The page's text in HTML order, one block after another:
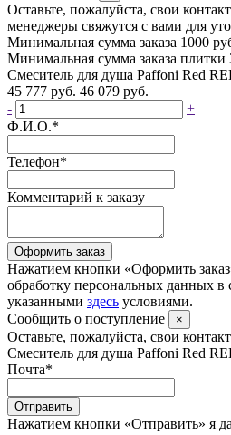
Оставьте, пожалуйста, свои
менеджеры свяжутся с вами для
Минимальная сумма заказа 1000
Минимальная сумма заказа плитки
Смеситель для душа Paffoni Red
45 777 руб. 46 079 руб.
-
+
Ф.И.О.*
Телефон*
Комментарий к заказу
Оформить заказ
Нажатием кнопки «Оформить
обработку персональных данных в
указанными здесь условиями.
Сообщить о поступление
×
Оставьте, пожалуйста, свои
Смеситель для душа Paffoni Red
Почта*
Отправить
Нажатием кнопки «Отправить» я